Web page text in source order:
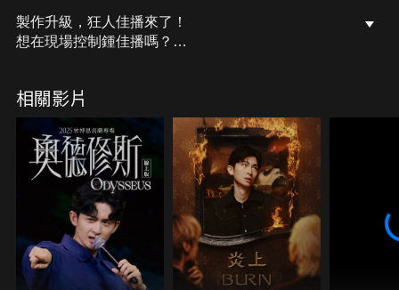
製作升級，狂人佳播來了！
想在現場控制鍾佳播嗎？
｜主持人｜
喬瑟夫 盧廣仲 黑嘉嘉
｜來賓｜
鍾佳播 鐵牛
《FeatChill フィーチャ》錄影現場資訊
正式集第三集：2022/12/17（六）
相關影片